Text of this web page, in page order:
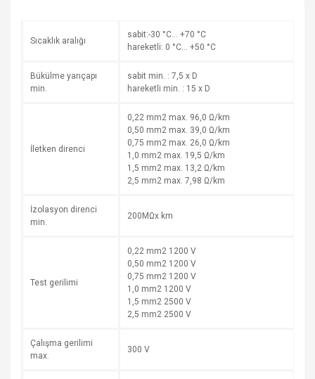
Sıcaklık aralığı
sabit:-30 °C… +70 °C
hareketli: 0 °C… +50 °C
Bükülme yarıçapı
min.
sabit min. : 7,5 x D
hareketli min. : 15 x D
İletken direnci
0,22 mm2 max. 96,0 Ω/km
0,50 mm2 max. 39,0 Ω/km
0,75 mm2 max. 26,0 Ω/km
1,0 mm2 max. 19,5 Ω/km
1,5 mm2 max. 13,2 Ω/km
2,5 mm2 max. 7,98 Ω/km
İzolasyon direnci
min.
200MΩx km
Test gerilimi
0,22 mm2 1200 V
0,50 mm2 1200 V
0,75 mm2 1200 V
1,0 mm2 1200 V
1,5 mm2 2500 V
2,5 mm2 2500 V
Çalışma gerilimi
max.
300 V